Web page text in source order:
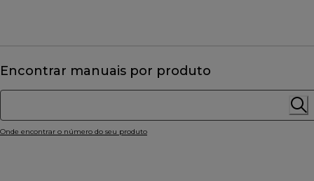
Encontrar manuais por produto
Onde encontrar o número do seu produto